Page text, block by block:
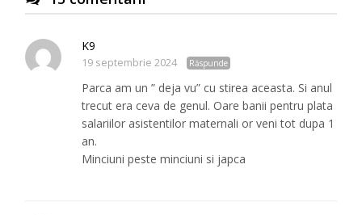
K9
19 septembrie 2024 Răspunde
Parca am un ” deja vu” cu stirea aceasta. Si anul
trecut era ceva de genul. Oare banii pentru plata
salariilor asistentilor maternali or veni tot dupa 1
an.
Minciuni peste minciuni si japca